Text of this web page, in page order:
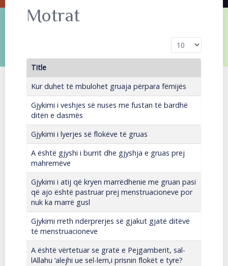
Motrat
Display #
Title
Kur duhet të mbulohet gruaja përpara fëmijës
Gjykimi i veshjes së nuses me fustan të bardhë
ditën e dasmës
Gjykimi i lyerjes së flokëve të gruas
A është gjyshi i burrit dhe gjyshja e gruas prej
mahremëve
Gjykimi i atij që kryen marrëdhenie me gruan pasi
që ajo është pastruar prej menstruacioneve por
nuk ka marrë gusl
Gjykimi rreth ndërprerjes së gjakut gjatë ditëvë
të menstruacioneve
A është vërtetuar se gratë e Pejgamberit, sal-
lAllahu ‘alejhi ue sel-lem,i prisnin flokët e tyre?